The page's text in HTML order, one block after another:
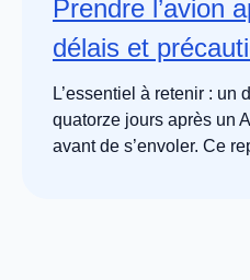
Prendre l’avion
délais et
L’essentiel à retenir : un
quatorze jours après un
avant de s’envoler. Ce